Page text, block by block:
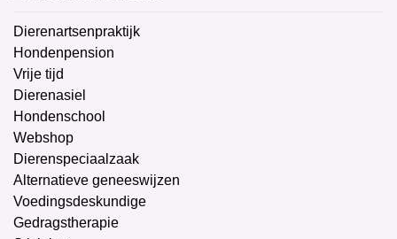
Dierenartsenpraktijk
Hondenpension
Vrije tijd
Dierenasiel
Hondenschool
Webshop
Dierenspeciaalzaak
Alternatieve geneeswijzen
Voedingsdeskundige
Gedragstherapie